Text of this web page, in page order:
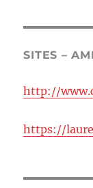
SITES –
http://
https://